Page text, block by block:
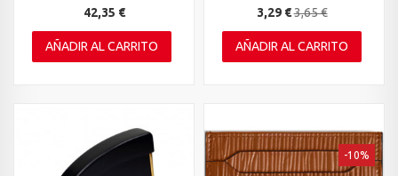
42,35 €
AÑADIR AL CARRITO
3,29 €3,65 €
AÑADIR AL CARRITO
-10%